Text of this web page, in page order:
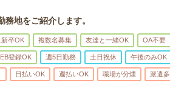
地をご紹介します。
新卒OK 複数名募集 友達と一緒OK OA不要
登録OK 週5日勤務 土日祝休 午後のみOK
日払いOK 週払いOK 職場が分煙 派遣多